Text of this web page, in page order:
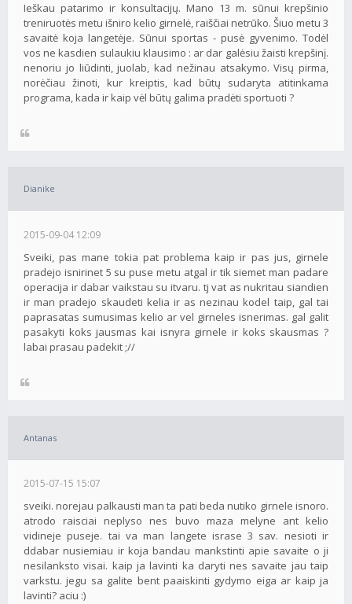
Ieškau patarimo ir konsultacijų. Mano 13 m. sūnui krepšinio
treniruotės metu išniro kelio girnelė, raiščiai netrūko. Šiuo metu 3
savaitė koja langetėje. Sūnui sportas - pusė gyvenimo. Todėl
vos ne kasdien sulaukiu klausimo : ar dar galėsiu žaisti krepšinį.
nenoriu jo liūdinti, juolab, kad nežinau atsakymo. Visų pirma,
norėčiau žinoti, kur kreiptis, kad būtų sudaryta atitinkama
programa, kada ir kaip vėl būtų galima pradėti sportuoti ?
Dianike
2015-09-04 12:09
Sveiki, pas mane tokia pat problema kaip ir pas jus, girnele
pradejo isnirinet 5 su puse metu atgal ir tik siemet man padare
operacija ir dabar vaikstau su itvaru. tj vat as nukritau siandien
ir man pradejo skaudeti kelia ir as nezinau kodel taip, gal tai
paprasatas sumusimas kelio ar vel girneles isnerimas. gal galit
pasakyti koks jausmas kai isnyra girnele ir koks skausmas ?
labai prasau padekit ;//
Antanas
2015-07-15 15:07
sveiki. norejau palkausti man ta pati beda nutiko girnele isnoro.
atrodo raisciai neplyso nes buvo maza melyne ant kelio
vidineje puseje. tai va man langete israse 3 sav. nesioti ir
ddabar nusiemiau ir koja bandau mankstinti apie savaite o ji
nesilanksto visai. kaip ja lavinti ka daryti nes savaite jau taip
varkstu. jegu sa galite bent paaiskinti gydymo eiga ar kaip ja
lavinti? aciu :)